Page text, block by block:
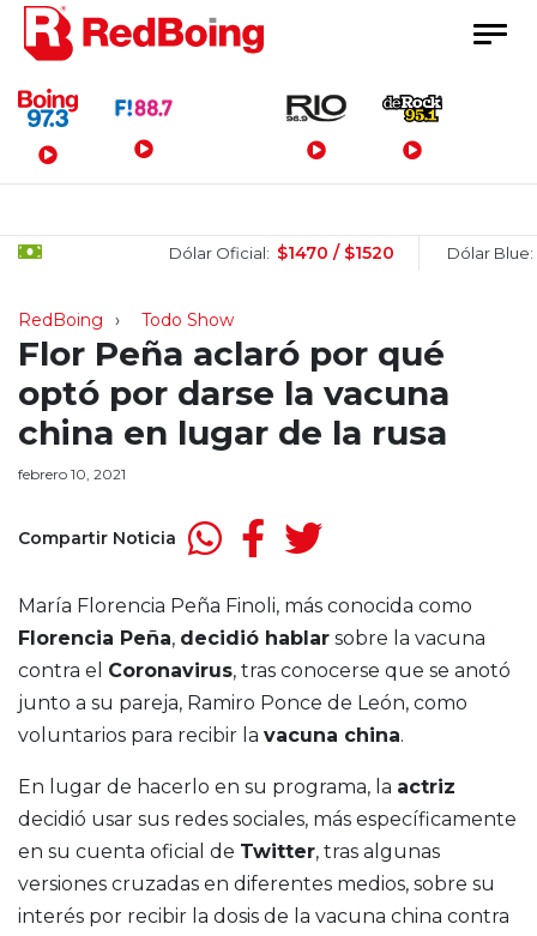
Menú Principal
Dólar Oficial: $1470 / $1520 Dólar Blue:
RedBoing Todo Show
Flor Peña aclaró por qué
optó por darse la vacuna
china en lugar de la rusa
febrero 10, 2021
Compartir Noticia
María Florencia Peña Finoli, más conocida como
Florencia Peña, decidió hablar sobre la vacuna
contra el Coronavirus, tras conocerse que se anotó
junto a su pareja, Ramiro Ponce de León, como
voluntarios para recibir la vacuna china.
En lugar de hacerlo en su programa, la actriz
decidió usar sus redes sociales, más específicamente
en su cuenta oficial de Twitter, tras algunas
versiones cruzadas en diferentes medios, sobre su
interés por recibir la dosis de la vacuna china contra